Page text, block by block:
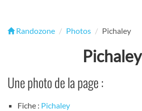
Randozone Photos Pichaley
Pichaley
Une photo de la page :
Fiche : Pichaley